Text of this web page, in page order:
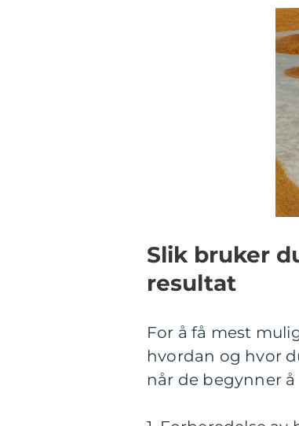
Slik bruker
resultat
For å få mest
hvordan og hvor
når de begynner